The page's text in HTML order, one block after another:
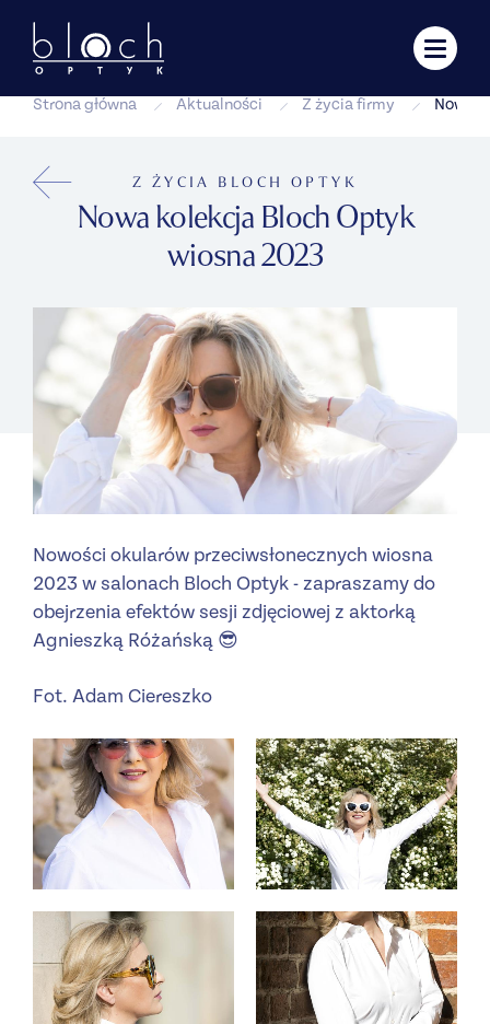
Strona główna Aktualności Z życia firmy Nowa
Z ŻYCIA BLOCH OPTYK
Nowa kolekcja Bloch Optyk
wiosna 2023
Nowości okularów przeciwsłonecznych wiosna
2023 w salonach Bloch Optyk - zapraszamy do
obejrzenia efektów sesji zdjęciowej z aktorką
Agnieszką Różańską 😎
Fot. Adam Ciereszko